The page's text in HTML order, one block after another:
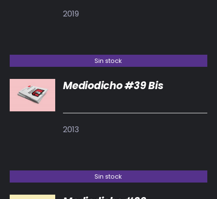
2019
Sin stock
DETALLES
Mediodicho #39 Bis
2013
Sin stock